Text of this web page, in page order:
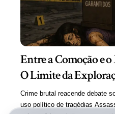
Entre a Comoção e
O Limite da
Crime brutal reacende debate
uso político de tragédias